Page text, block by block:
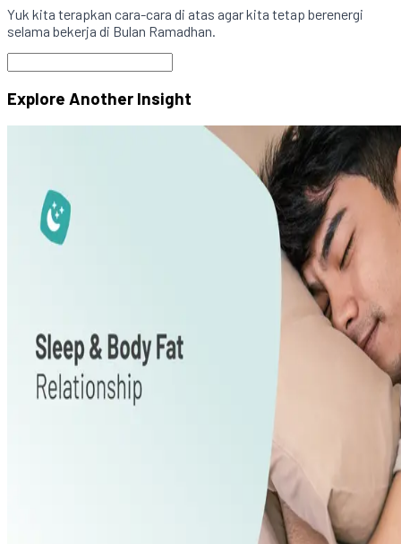
Yuk kita terapkan cara-cara di atas agar kita tetap berenergi
selama bekerja di Bulan Ramadhan.
Explore Another Insight